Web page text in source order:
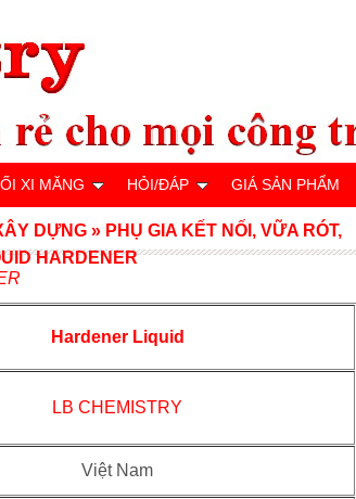
Hardener Liquid
LB CHEMISTRY
Việt Nam
DỰNG » PHỤ GIA KẾT NỐI, VỮA RÓT,
HARDENER
XI MĂNG HỎI/ĐÁP GIÁ SẢN PHẨM